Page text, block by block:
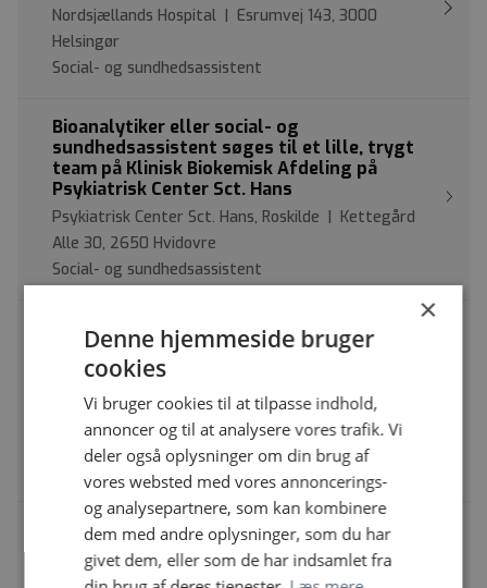
Nordsjællands Hospital | Esrumvej 143, 3000
Helsingør
Social- og sundhedsassistent
Bioanalytiker eller social- og
sundhedsassistent søges til et lille, trygt
team på Klinisk Biokemisk Afdeling på
Psykiatrisk Center Sct. Hans
Psykiatrisk Center Sct. Hans, Roskilde | Kettegård
Alle 30, 2650 Hvidovre
Social- og sundhedsassistent
Sygeplejerske eller social-og
sundhedsassistent søges til fortrinsvis
nattevagter til affektivt afsnit på Bispebjerg
Bispebjerg og Frederiksberg Hospital | Skadestuevej
1, 2000 Frederiksberg
Social- og sundhedsassistent
Har sommerferien sat gang i tankerne om
nye udfordringer?
Psykiatrisk Center Sct. Hans, Roskilde | Boserupvej 2,
×
Denne hjemmeside bruger
cookies
Vi bruger cookies til at tilpasse indhold,
annoncer og til at analysere vores trafik. Vi
deler også oplysninger om din brug af
vores websted med vores annoncerings-
og analysepartnere, som kan kombinere
dem med andre oplysninger, som du har
givet dem, eller som de har indsamlet fra